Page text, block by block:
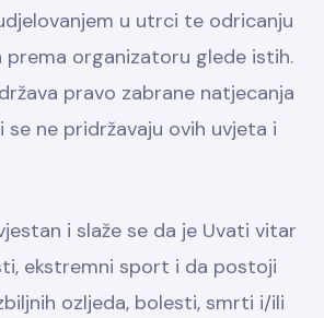
u utrci te odricanju
prema organizatoru glede istih.
pravo zabrane natjecanja
se ne pridržavaju ovih uvjeta i
i slaže se da je Uvati vitar
ekstremni sport i da postoji
ozljeda, bolesti, smrti i/ili